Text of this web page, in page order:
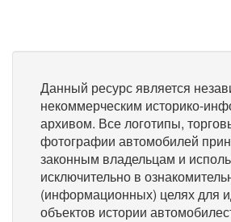
Данный ресурс является
некоммерческим историко-
архивом. Все логотипы,
фотографии автомобилей
законным владельцам и
исключительно в
(информационных) целях для
объектов истории